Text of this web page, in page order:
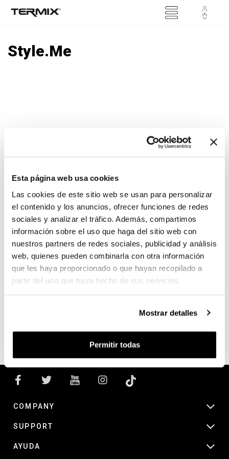
Esta página web usa cookies
Las cookies de este sitio web se usan para personalizar
el contenido y los anuncios, ofrecer funciones de redes
sociales y analizar el tráfico. Además, compartimos
información sobre el uso que haga del sitio web con
nuestros partners de redes sociales, publicidad y análisis
web, quienes pueden combinarla con otra información
que les haya proporcionado o que hayan recopilado a
partir del uso que haya hecho de sus servicios.
Mostrar detalles
Permitir todas
Style.Me
There are no products in
this category
Search what you are looking for
Search
COMPANY
SUPPORT
AYUDA